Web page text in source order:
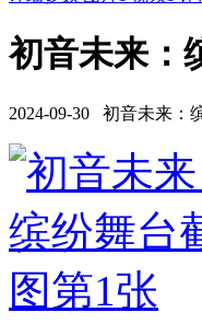
初音未来：
2024-09-30 初音未来：